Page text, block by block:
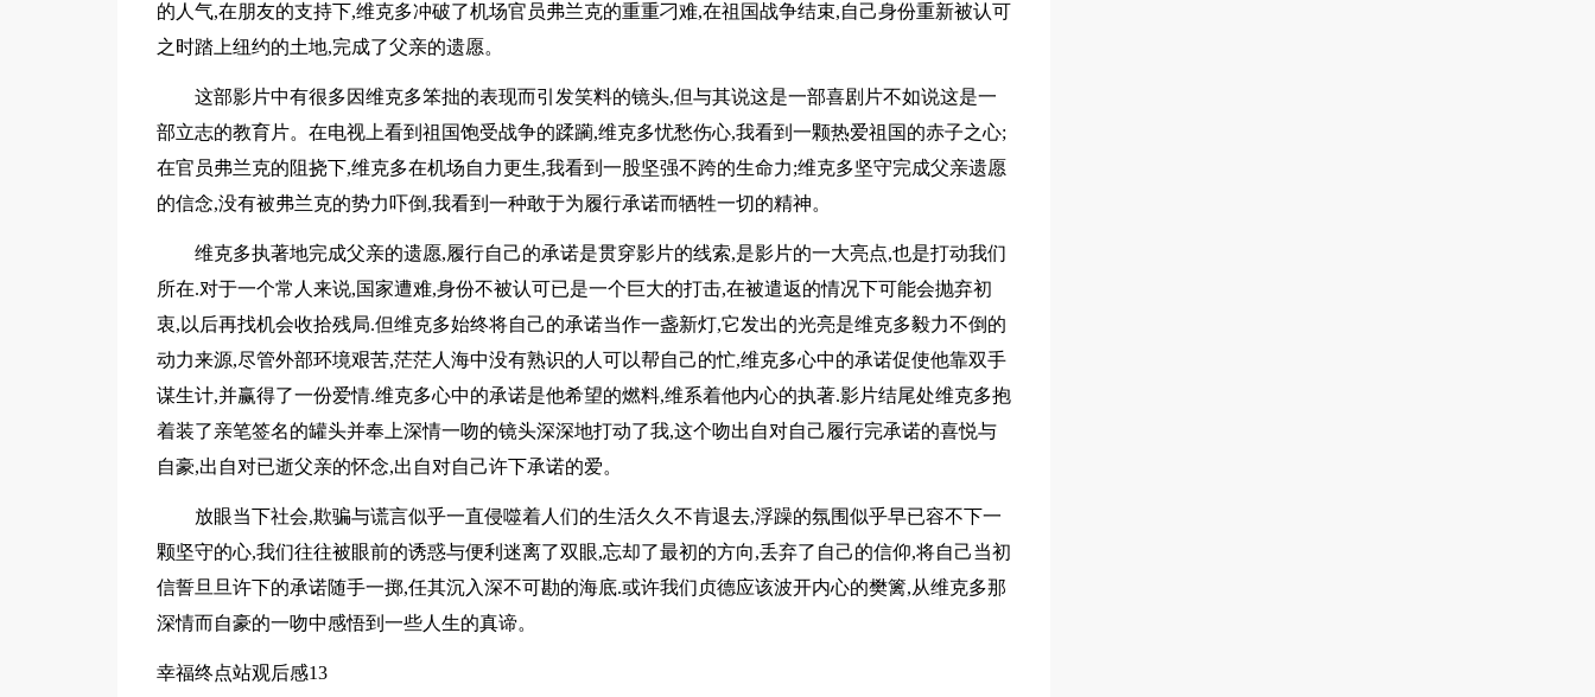
的人气,在朋友的支持下,维克多冲破了机场官员弗兰克的重重刁难,在祖国战争结束,自己身份重新被认可
之时踏上纽约的土地,完成了父亲的遗愿。
这部影片中有很多因维克多笨拙的表现而引发笑料的镜头,但与其说这是一部喜剧片不如说这是一
部立志的教育片。在电视上看到祖国饱受战争的蹂躏,维克多忧愁伤心,我看到一颗热爱祖国的赤子之心;
在官员弗兰克的阻挠下,维克多在机场自力更生,我看到一股坚强不跨的生命力;维克多坚守完成父亲遗愿
的信念,没有被弗兰克的势力吓倒,我看到一种敢于为履行承诺而牺牲一切的精神。
维克多执著地完成父亲的遗愿,履行自己的承诺是贯穿影片的线索,是影片的一大亮点,也是打动我们
所在.对于一个常人来说,国家遭难,身份不被认可已是一个巨大的打击,在被遣返的情况下可能会抛弃初
衷,以后再找机会收拾残局.但维克多始终将自己的承诺当作一盏新灯,它发出的光亮是维克多毅力不倒的
动力来源,尽管外部环境艰苦,茫茫人海中没有熟识的人可以帮自己的忙,维克多心中的承诺促使他靠双手
谋生计,并赢得了一份爱情.维克多心中的承诺是他希望的燃料,维系着他内心的执著.影片结尾处维克多抱
着装了亲笔签名的罐头并奉上深情一吻的镜头深深地打动了我,这个吻出自对自己履行完承诺的喜悦与
自豪,出自对已逝父亲的怀念,出自对自己许下承诺的爱。
放眼当下社会,欺骗与谎言似乎一直侵噬着人们的生活久久不肯退去,浮躁的氛围似乎早已容不下一
颗坚守的心,我们往往被眼前的诱惑与便利迷离了双眼,忘却了最初的方向,丢弃了自己的信仰,将自己当初
信誓旦旦许下的承诺随手一掷,任其沉入深不可勘的海底.或许我们贞德应该波开内心的樊篱,从维克多那
深情而自豪的一吻中感悟到一些人生的真谛。
幸福终点站观后感13